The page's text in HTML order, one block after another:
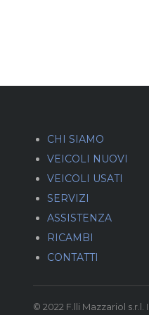
CHI SIAMO
VEICOLI NUOVI
VEICOLI USATI
SERVIZI
ASSISTENZA
RICAMBI
CONTATTI
© 2022 F.lli Mazzariol s.r.l.